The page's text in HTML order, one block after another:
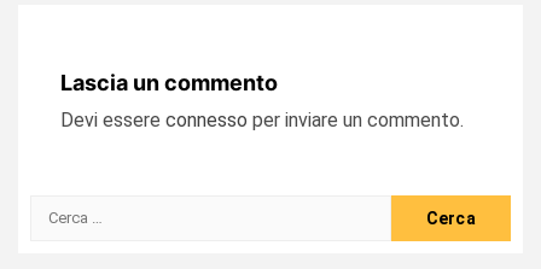
Lascia un commento
Devi essere connesso per inviare un commento.
Ricerca